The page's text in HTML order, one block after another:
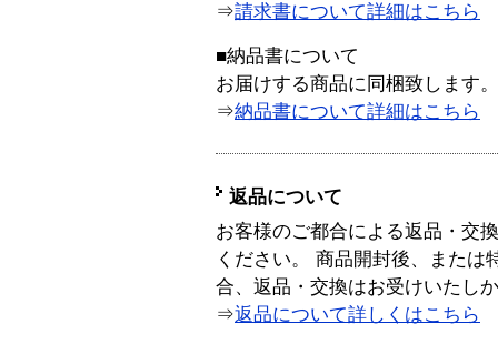
⇒請求書について詳細はこちら
■納品書について
お届けする商品に同梱致します。
⇒納品書について詳細はこちら
返品について
お客様のご都合による返品・交
ください。 商品開封後、または
合、返品・交換はお受けいたし
⇒返品について詳しくはこちら